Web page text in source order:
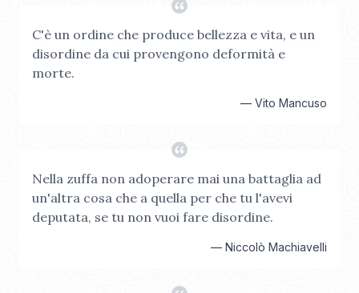
C'è un ordine che produce bellezza e vita, e un
disordine da cui provengono deformità e
morte.
— Vito Mancuso
Nella zuffa non adoperare mai una battaglia ad
un'altra cosa che a quella per che tu l'avevi
deputata, se tu non vuoi fare disordine.
— Niccolò Machiavelli